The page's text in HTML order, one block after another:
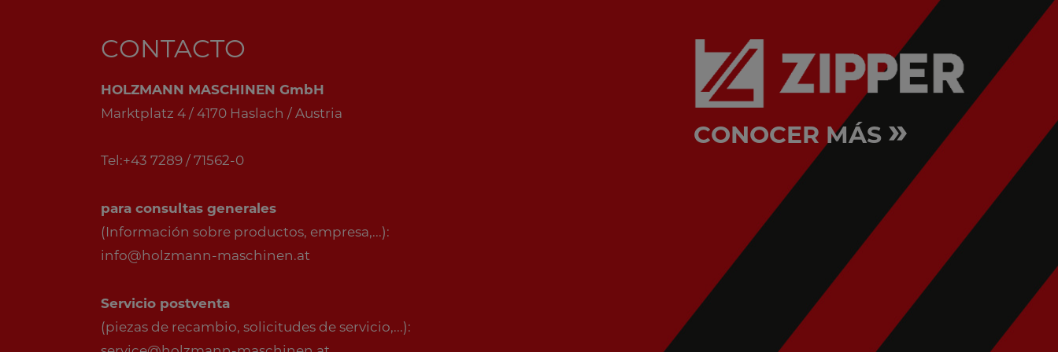
CONTACTO
HOLZMANN MASCHINEN GmbH
Marktplatz 4 / 4170 Haslach / Austria
Tel:+43 7289 / 71562-0
para consultas generales
(Información sobre productos, empresa,...):
info@holzmann-maschinen.at
Servicio postventa
(piezas de recambio, solicitudes de servicio,...):
CONOCER MÁS »